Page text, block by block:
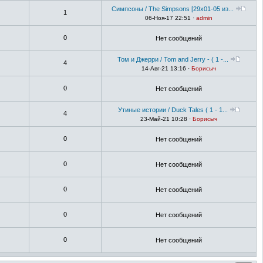
1 Симпсоны / The Simpsons [29х01-05 из...
06-Ноя-17 22:51 · admin
0 Нет сообщений
4 Том и Джерри / Tom and Jerry - ( 1 -...
14-Авг-21 13:16 · Борисыч
0 Нет сообщений
4 Утиные истории / Duck Tales ( 1 - 1...
23-Май-21 10:28 · Борисыч
0 Нет сообщений
0 Нет сообщений
0 Нет сообщений
0 Нет сообщений
0 Нет сообщений